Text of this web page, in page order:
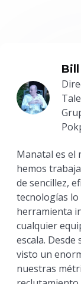
Manatal es el
hemos
de sencillez,
tecnologías
herramienta
cualquier
escala. Desde
visto un
nuestras